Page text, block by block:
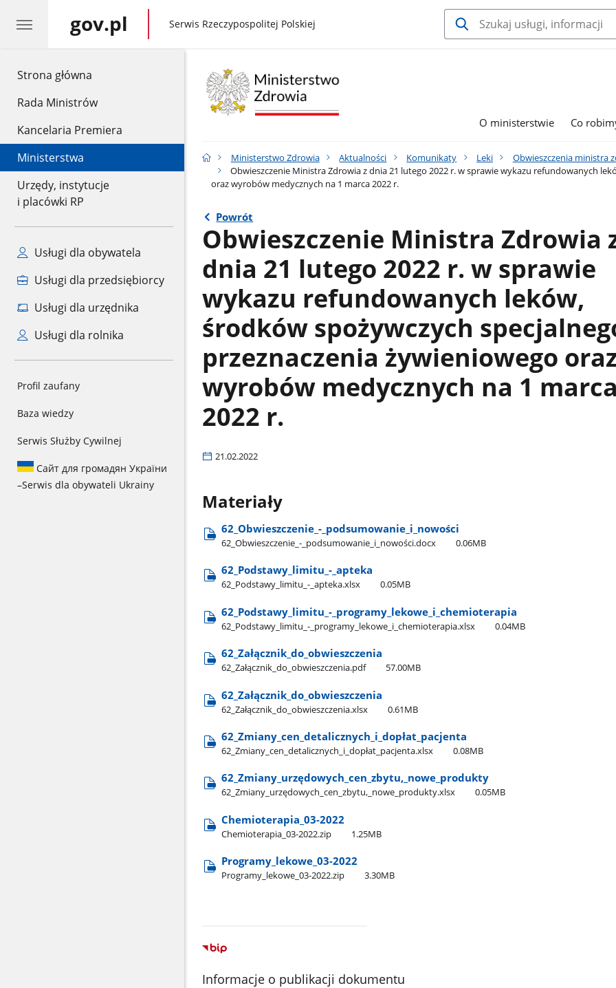
Strona główna
Rada Ministrów
Kancelaria Premiera
Ministerstwa
Urzędy, instytucje
i placówki RP
Usługi dla obywatela
Usługi dla przedsiębiorcy
Usługi dla urzędnika
Usługi dla rolnika
Profil zaufany
Baza wiedzy
Serwis Służby Cywilnej
Сайт для громадян України
–Serwis dla obywateli Ukrainy
gov.pl gov.pl
Serwis Rzeczypospolitej Polskiej
O ministerstwie Co
Ministerstwo Zdrowia Aktualności Komunikaty Leki
Obwieszczenia ministra
Obwieszczenie Ministra Zdrowia z dnia 21 lutego 2022 r. w sprawie wykazu refundowanych
oraz wyrobów medycznych na 1 marca 2022 r.
Powrót
Obwieszczenie Ministra Zdrowia
dnia 21 lutego 2022 r. w sprawie
wykazu refundowanych leków,
środków spożywczych
przeznaczenia żywieniowego
wyrobów medycznych na 1 marca
2022 r.
21.02.2022
Materiały
62​_Obwieszczenie​_-​_podsumowanie​_i​_nowości
62​_Obwieszczenie​_-​_podsumowanie​_i​_nowości.docx 0.06MB
62​_Podstawy​_limitu​_-​_apteka
62​_Podstawy​_limitu​_-​_apteka.xlsx 0.05MB
62​_Podstawy​_limitu​_-​_programy​_lekowe​_i​_chemioterapia
62​_Podstawy​_limitu​_-​_programy​_lekowe​_i​_chemioterapia.xlsx 0.04MB
62​_Załącznik​_do​_obwieszczenia
62​_Załącznik​_do​_obwieszczenia.pdf 57.00MB
62​_Załącznik​_do​_obwieszczenia
62​_Załącznik​_do​_obwieszczenia.xlsx 0.61MB
62​_Zmiany​_cen​_detalicznych​_i​_dopłat​_pacjenta
62​_Zmiany​_cen​_detalicznych​_i​_dopłat​_pacjenta.xlsx 0.08MB
62​_Zmiany​_urzędowych​_cen​_zbytu,​_nowe​_produkty
62​_Zmiany​_urzędowych​_cen​_zbytu,​_nowe​_produkty.xlsx 0.05MB
Chemioterapia​_03-2022
Chemioterapia​_03-2022.zip 1.25MB
Programy​_lekowe​_03-2022
Programy​_lekowe​_03-2022.zip 3.30MB
Informacje o publikacji dokumentu